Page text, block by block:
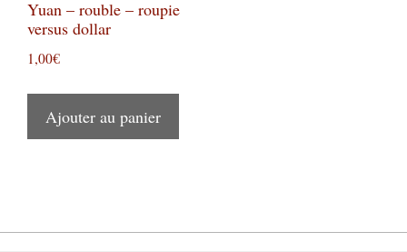
Yuan – rouble – roupie
versus dollar
1,00€
Ajouter au panier